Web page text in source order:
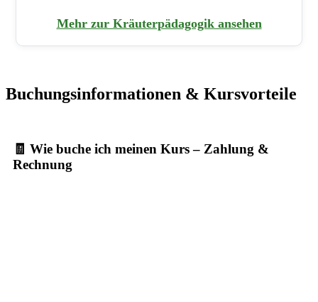
Mehr zur Kräuterpädagogik ansehen
Buchungsinformationen & Kursvorteile
🧾 Wie buche ich meinen Kurs – Zahlung &
Rechnung